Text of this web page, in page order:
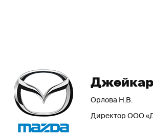
Джейкар
Орлова Н.В.
Директор ООО